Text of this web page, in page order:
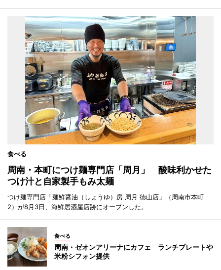
食べる
周南・本町につけ麺専門店「周月」 酸味利かせた
つけ汁と自家製手もみ太麺
つけ麺専門店「麺鮮醤油（しょうゆ）房 周月 徳山店」（周南市本町
2）が8月3日、海鮮居酒屋店跡にオープンした。
食べる
周南・ゼオンアリーナにカフェ ランチプレートや
米粉シフォン提供